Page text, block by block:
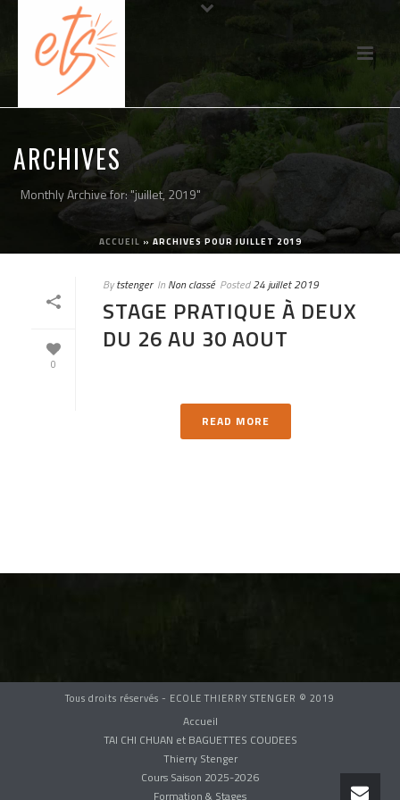
ARCHIVES
Monthly Archive for: "juillet, 2019"
ACCUEIL » ARCHIVES POUR JUILLET 2019
0
By tstenger In Non classé Posted 24 juillet 2019
STAGE PRATIQUE À DEUX
DU 26 AU 30 AOUT
READ MORE
Tous droits réservés - ECOLE THIERRY STENGER © 2019
Accueil
TAI CHI CHUAN et BAGUETTES COUDEES
Thierry Stenger
Cours Saison 2025-2026
Formation & Stages